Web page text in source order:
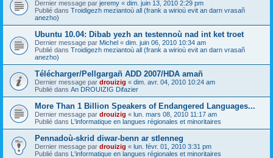
Dernier message par jeremy « dim. juin 13, 2010 2:29 pm
Publié dans Troidigezh meziantoù all (frank a wirioù evit an darn vrasañ
anezho)
Ubuntu 10.04: Dibab yezh an testennoù nad int ket troet
Dernier message par Michel « dim. juin 06, 2010 10:34 am
Publié dans Troidigezh meziantoù all (frank a wirioù evit an darn vrasañ
anezho)
Télécharger/Pellgargañ ADD 2007/HDA amañ
Dernier message par drouizig « dim. avr. 04, 2010 10:24 am
Publié dans An DROUIZIG Difazier
More Than 1 Billion Speakers of Endangered Languages...
Dernier message par drouizig « lun. mars 08, 2010 11:17 am
Publié dans L'informatique en langues régionales et minoritaires
Pennadoù-skrid diwar-benn ar stlenneg
Dernier message par drouizig « lun. févr. 01, 2010 3:31 pm
Publié dans L'informatique en langues régionales et minoritaires